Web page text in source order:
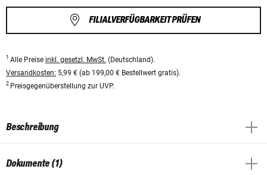
FILIALVERFÜGBARKEIT PRÜFEN
1 Alle Preise inkl. gesetzl. MwSt. (Deutschland).
Versandkosten: 5,99 € (ab 199,00 € Bestellwert gratis).
2 Preisgegenüberstellung zur UVP.
Beschreibung
Dokumente (1)